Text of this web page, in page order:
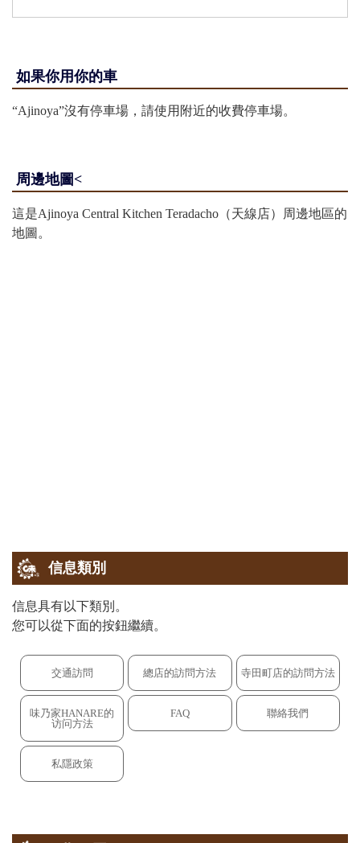
如果你用你的車
“Ajinoya”沒有停車場，請使用附近的收費停車場。
周邊地圖<
這是Ajinoya Central Kitchen Teradacho（天線店）周邊地區的
地圖。
信息類別
信息具有以下類別。
您可以從下面的按鈕繼續。
交通訪問 總店的訪問方法 寺田町店的訪問方法
味乃家HANARE的
访问方法
FAQ 聯絡我們
私隱政策